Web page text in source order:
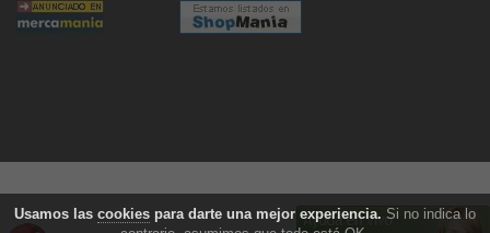
Usamos las cookies para darte una mejor experiencia. Si no indica lo